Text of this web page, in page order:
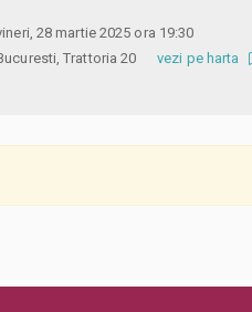
28 martie 2025 ora 19:30
Trattoria 20vezi pe harta